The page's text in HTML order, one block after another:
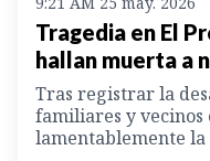
Tragedia en El
hallan muerta a
Tras registrar la
familiares y vecinos
lamentablemente